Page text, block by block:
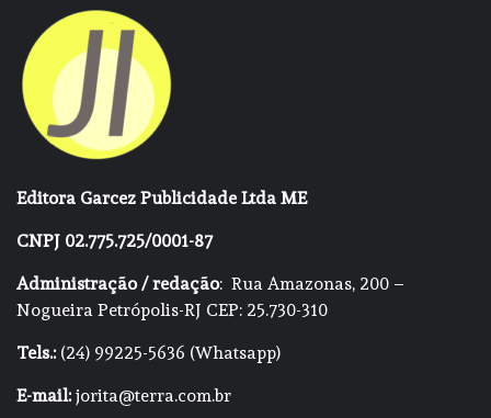
Editora Garcez Publicidade Ltda ME
CNPJ 02.775.725/0001-87
Administração / redação: Rua Amazonas, 200 –
Nogueira Petrópolis-RJ CEP: 25.730-310
Tels.:(24) 99225-5636 (Whatsapp)
E-mail:jorita@terra.com.br